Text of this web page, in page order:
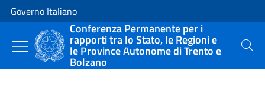
Vai al contenuto
Vai alla navigazione del sito
Governo Italiano
Conferenza Permanente per i
rapporti tra lo Stato, le Regioni e
le Province Autonome di Trento e
Bolzano
Cerca